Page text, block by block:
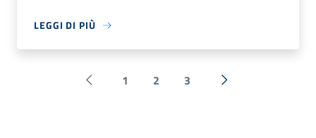
LEGGI DI PIÙ
Pagina precedente
1 2 3 Successiva »